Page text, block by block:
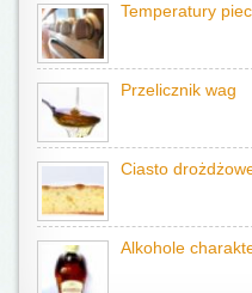
Temperatury
Przelicznik wag
Ciasto
Alkohole